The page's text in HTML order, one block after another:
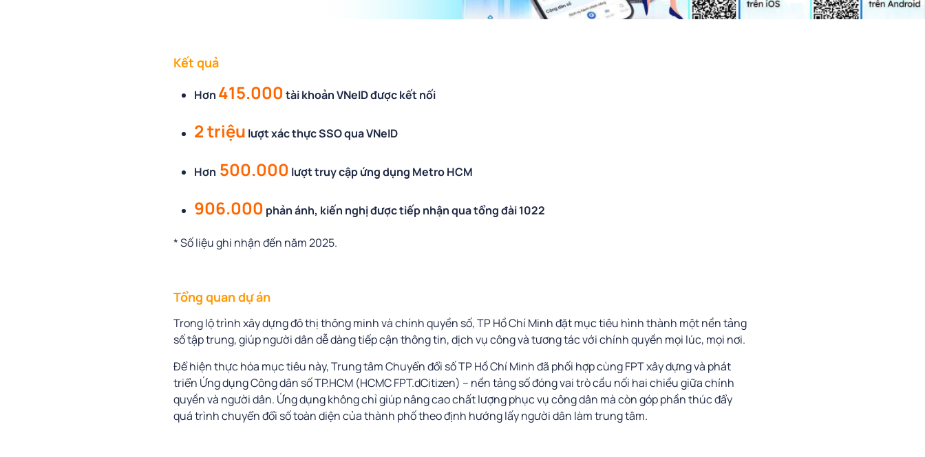
Kết quả
Hơn 415.000tài khoản VNeID được kết nối
2 triệu lượt xác thực SSO qua VNeID
Hơn 500.000 lượt truy cập ứng dụng Metro HCM
906.000 phản ánh, kiến nghị được tiếp nhận qua tổng đài 1022
*Số liệu ghi nhận đến năm 2025.
Tổng quan dự án
Trong lộ trình xây dựng đô thị thông minh và chính quyền số, TP Hồ Chí Minh đặt mục tiêu hình thành một nền tảng
số tập trung, giúp người dân dễ dàng tiếp cận thông tin, dịch vụ công và tương tác với chính quyền mọi lúc, mọi nơi.
Để hiện thực hóa mục tiêu này, Trung tâm Chuyển đổi số TP Hồ Chí Minh đã phối hợp cùng FPT xây dựng và phát
triển Ứng dụng Công dân số TP.HCM (HCMC FPT.dCitizen) – nền tảng số đóng vai trò cầu nối hai chiều giữa chính
quyền và người dân. Ứng dụng không chỉ giúp nâng cao chất lượng phục vụ công dân mà còn góp phần thúc đẩy
quá trình chuyển đổi số toàn diện của thành phố theo định hướng lấy người dân làm trung tâm.